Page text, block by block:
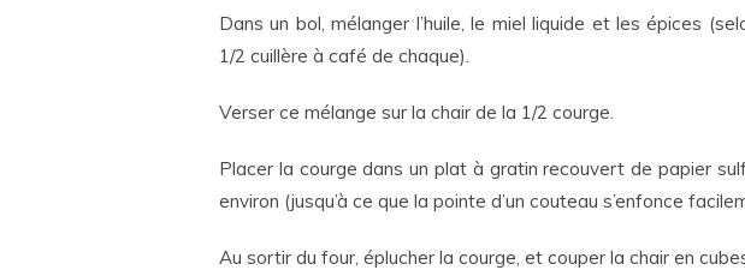
Dans un bol, mélanger l’huile, le miel liquide et les épices
1/2 cuillère à café de chaque).
Verser ce mélange sur la chair de la 1/2 courge.
Placer la courge dans un plat à gratin recouvert de papier
environ (jusqu’à ce que la pointe d’un couteau s’enfonce
Au sortir du four, éplucher la courge, et couper la chair en